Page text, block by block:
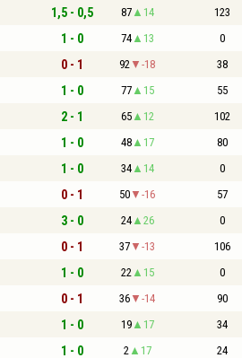
1,5 - 0,5 87 14 123
1 - 0 74 13 0
0 - 1 92 -18 38
1 - 0 77 15 55
2 - 1 65 12 102
1 - 0 48 17 80
1 - 0 34 14 0
0 - 1 50 -16 57
3 - 0 24 26 0
0 - 1 37 -13 106
1 - 0 22 15 0
0 - 1 36 -14 90
1 - 0 19 17 34
1 - 0 2 17 24